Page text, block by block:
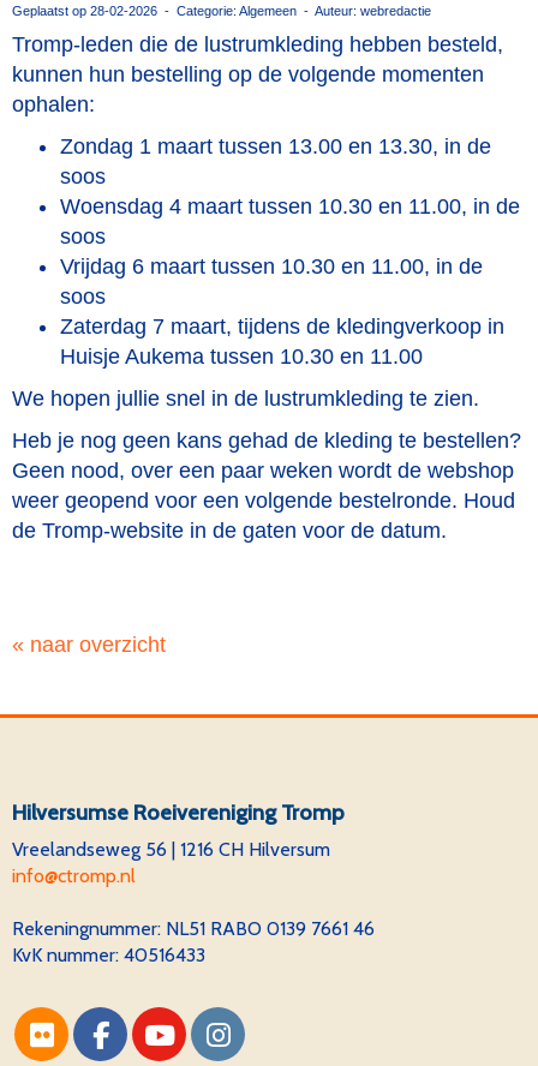
Geplaatst op 28-02-2026 - Categorie: Algemeen - Auteur: webredactie
Tromp-leden die de lustrumkleding hebben besteld,
kunnen hun bestelling op de volgende momenten
ophalen:
Zondag 1 maart tussen 13.00 en 13.30, in de
soos
Woensdag 4 maart tussen 10.30 en 11.00, in de
soos
Vrijdag 6 maart tussen 10.30 en 11.00, in de
soos
Zaterdag 7 maart, tijdens de kledingverkoop in
Huisje Aukema tussen 10.30 en 11.00
We hopen jullie snel in de lustrumkleding te zien.
Heb je nog geen kans gehad de kleding te bestellen?
Geen nood, over een paar weken wordt de webshop
weer geopend voor een volgende bestelronde. Houd
de Tromp-website in de gaten voor de datum.
« naar overzicht
Hilversumse Roeivereniging Tromp
Vreelandseweg 56 | 1216 CH Hilversum
ofni@ctromp.nl
Rekeningnummer: NL51 RABO 0139 7661 46
KvK nummer: 40516433